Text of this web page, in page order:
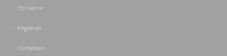
Chi siamo
Registrati
Contattaci